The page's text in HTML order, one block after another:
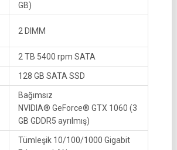
GB)
2 DIMM
2 TB 5400 rpm SATA
128 GB SATA SSD
Bağımsız
NVIDIA® GeForce® GTX 1060 (3
GB GDDR5 ayrılmış)
Tümleşik 10/100/1000 Gigabit